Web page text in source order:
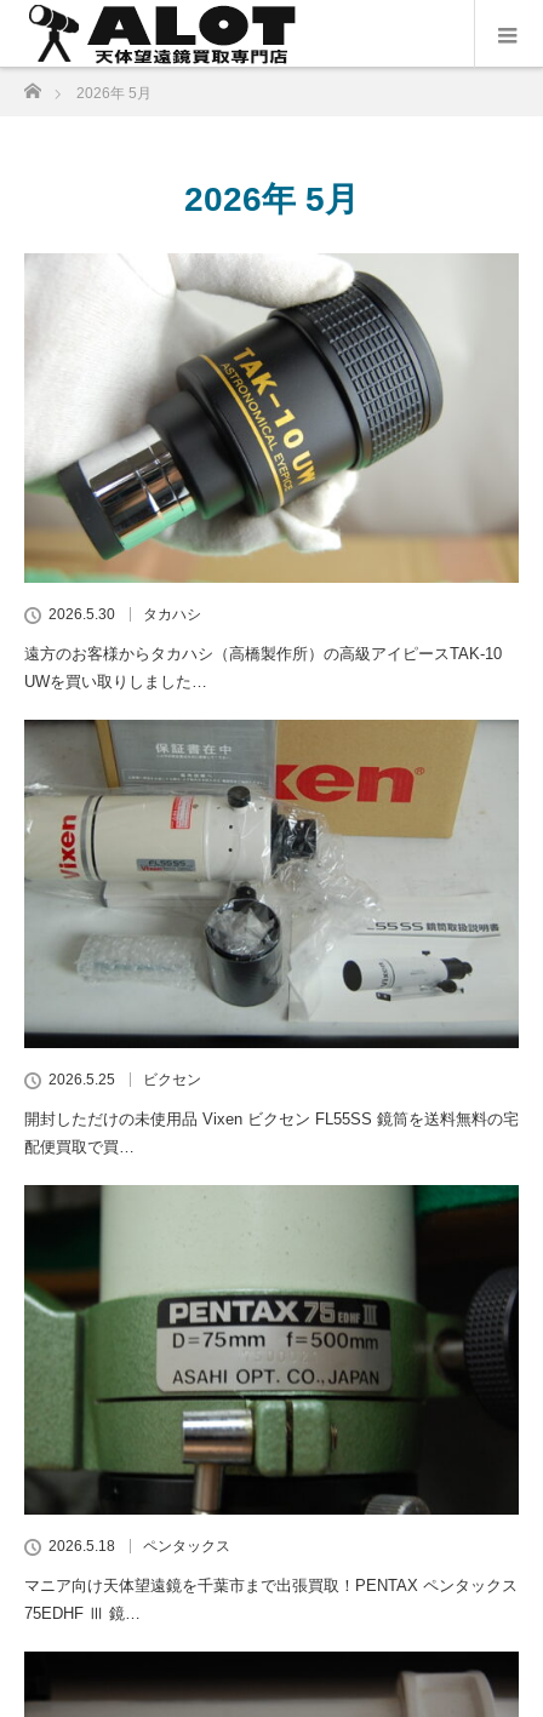
ホーム
2026年 5月
2026年 5月
2026.5.30 タカハシ
遠方のお客様からタカハシ（高橋製作所）の高級アイピースTAK-10
UWを買い取りしました…
2026.5.25 ビクセン
開封しただけの未使用品 Vixen ビクセン FL55SS 鏡筒を送料無料の宅
配便買取で買…
2026.5.18 ペンタックス
マニア向け天体望遠鏡を千葉市まで出張買取！PENTAX ペンタックス
75EDHF Ⅲ 鏡…